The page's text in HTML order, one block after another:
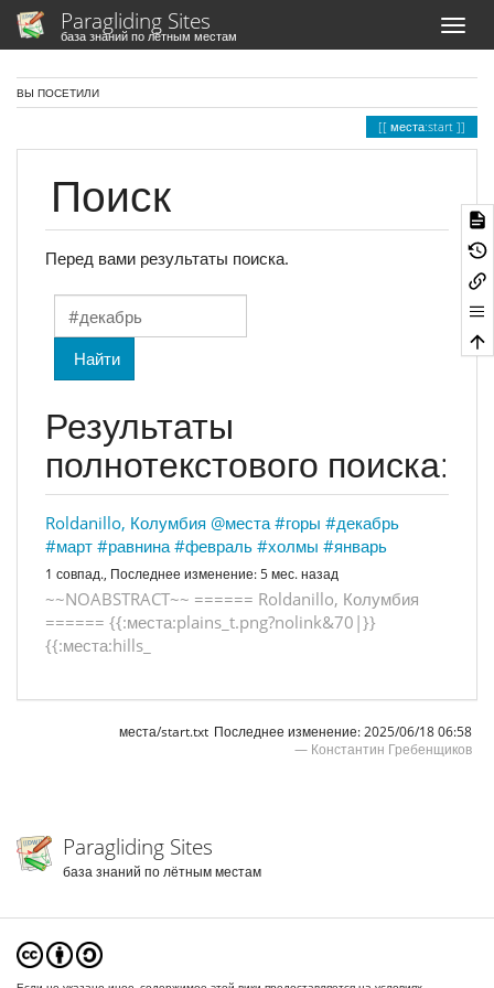
Paragliding Sites
база знаний по лётным местам
ВЫ ПОСЕТИЛИ
места:start
Поиск
Перед вами результаты поиска.
Найти
Результаты
полнотекстового поиска:
Roldanillo, Колумбия @места #горы #декабрь
#март #равнина #февраль #холмы #январь
1 совпад., Последнее изменение:5 мес. назад
~~NOABSTRACT~~ ====== Roldanillo, Колумбия
====== {{:места:plains t.png?nolink&70 |}}
{{:места:hills
места/start.txt Последнее изменение:2025/06/18 06:58
— Константин Гребенщиков
Paragliding Sites
база знаний по лётным местам